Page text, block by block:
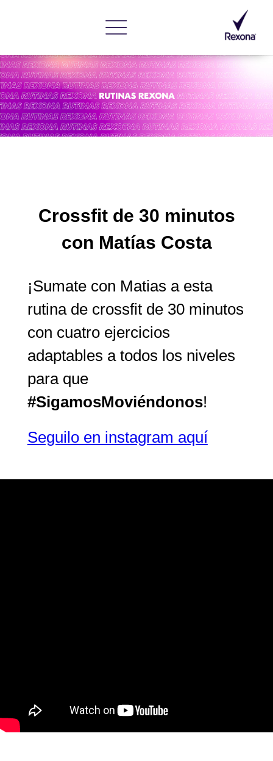
Crossfit de 30 minutos
con Matías Costa
¡Sumate con Matias a esta
rutina de crossfit de 30 minutos
con cuatro ejercicios
adaptables a todos los niveles
para que
#SigamosMoviéndonos!
Seguilo en instagram aquí